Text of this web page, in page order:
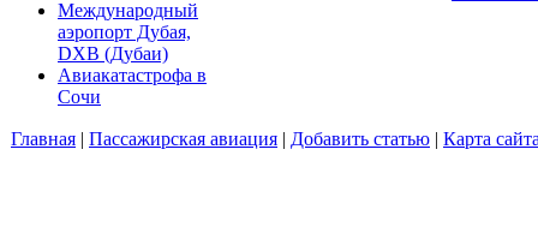
Международный
аэропорт Дубая,
DXB (Дубаи)
Авиакатастрофа в
Сочи
Главная | Пассажирская авиация | Добавить статью | Карта